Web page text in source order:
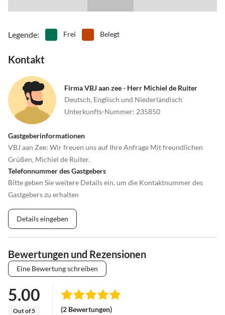
Legende: Frei Belegt
Kontakt
Firma VBJ aan zee - Herr Michiel de Ruiter
Deutsch, Englisch und Niederländisch
Unterkunfts-Nummer: 235850
Gastgeberinformationen
VBJ aan Zee: Wir freuen uns auf Ihre Anfrage Mit freundlichen
Grüßen, Michiel de Ruiter.
Telefonnummer des Gastgebers
Bitte geben Sie weitere Details ein, um die Kontaktnummer des
Gastgebers zu erhalten
Details eingeben
Bewertungen und Rezensionen
Eine Bewertung schreiben
5.00
Out of 5 (2 Bewertungen)